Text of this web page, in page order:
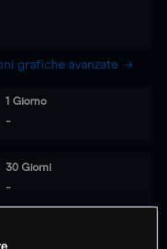
grafiche avanzate
1 Giorno
-
30 Giorni
-